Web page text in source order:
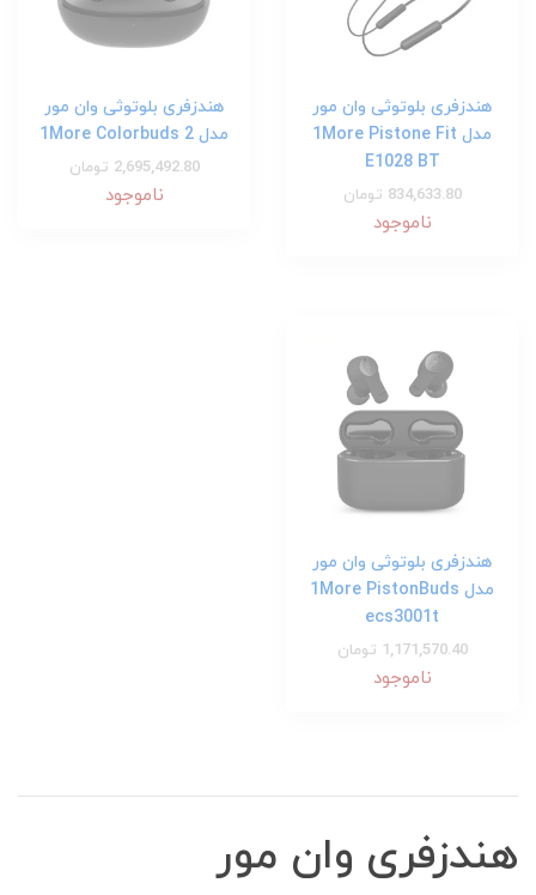
هندزفری بلوتوثی وان مور
مدل 1More Pistone Fit
E1028 BT
834,633.80 تومان
ناموجود
هندزفری بلوتوثی وان مور
مدل 1More Colorbuds 2
2,695,492.80 تومان
ناموجود
هندزفری بلوتوثی وان مور
مدل 1More PistonBuds
ecs3001t
1,171,570.40 تومان
ناموجود
هندزفری وان مور